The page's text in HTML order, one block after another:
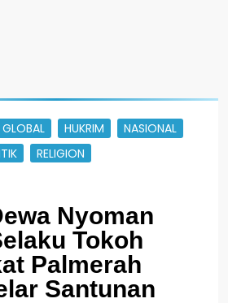
GLOBAL HUKRIM
NASIONAL
RELIGION
Nyoman
Tokoh
Palmerah
Santunan